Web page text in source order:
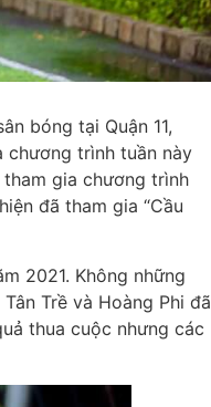
bóng tại Quận 11,
chương trình tuần này
gia chương trình
đã tham gia “Cầu
2021. Không những
Trề và Hoàng Phi đã
thua cuộc nhưng các